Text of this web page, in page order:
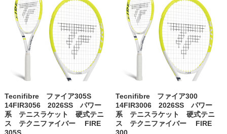
Tecnifibre ファイア305S
14FIR3056 2026SS パワー
系 テニスラケット 硬式テニ
ス テクニファイバー FIRE
Tecnifibre ファイア300
14FIR3006 2026SS パワー
系 テニスラケット 硬式テニ
ス テクニファイバー FIRE